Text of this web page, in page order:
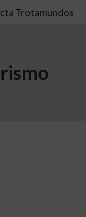
Trotamundos